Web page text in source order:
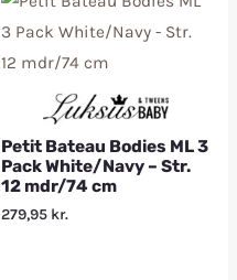
Petit Bateau Bodies ML 3
Pack White/Navy – Str.
12 mdr/74 cm
279,95 kr.